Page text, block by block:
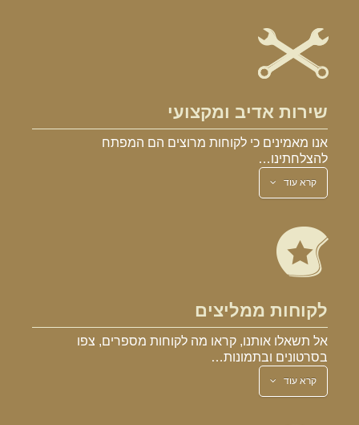
שירות אדיב ומקצועי
אנו מאמינים כי לקוחות מרוצים הם המפתח
להצלחתינו…
קרא עוד
לקוחות ממליצים
אל תשאלו אותנו, קראו מה לקוחות מספרים, צפו
בסרטונים ובתמונות…
קרא עוד